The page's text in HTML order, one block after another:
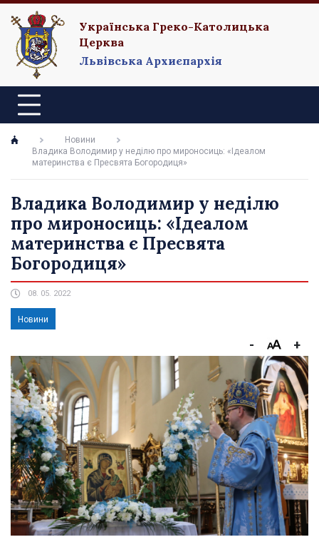
Українська Греко-Католицька
Церква
Львівська Архиєпархія
Новини
Владика Володимир у неділю про мироносиць: «Ідеалом
материнства є Пресвята Богородиця»
Владика Володимир у неділю
про мироносиць: «Ідеалом
материнства є Пресвята
Богородиця»
08. 05. 2022
Новини
- +